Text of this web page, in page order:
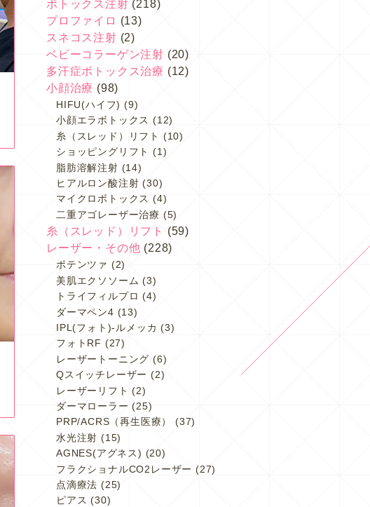
ボトックス注射 (218)
プロファイロ (13)
スネコス注射 (2)
ベビーコラーゲン注射 (20)
多汗症ボトックス治療 (12)
小顔治療 (98)
HIFU(ハイフ) (9)
小顔エラボトックス (12)
糸（スレッド）リフト
(10)
ショッピングリフト
(1)
脂肪溶解注射 (14)
ヒアルロン酸注射 (30)
マイクロボトックス (4)
二重アゴレーザー治療 (5)
糸（スレッド）リフト
(59)
レーザー・その他 (228)
ポテンツァ (2)
美肌エクソソーム (3)
トライフィルプロ (4)
ダーマペン4 (13)
IPL(フォト)-ルメッカ (3)
フォトRF (27)
レーザートーニング (6)
Qスイッチレーザー (2)
レーザーリフト (2)
ダーマローラー (25)
PRP/ACRS（再生医療）
(37)
水光注射 (15)
AGNES(アグネス) (20)
フラクショナルCO2レーザー (27)
点滴療法 (25)
ピアス (30)